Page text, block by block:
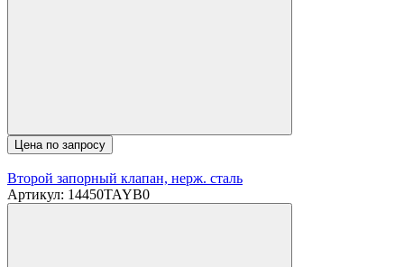
Цена по запросу
Второй запорный клапан, нерж. сталь
Артикул: 14450TAYB0